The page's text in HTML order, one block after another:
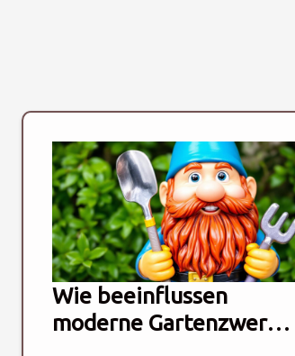
Wie beeinflussen
moderne Gartenzwerge